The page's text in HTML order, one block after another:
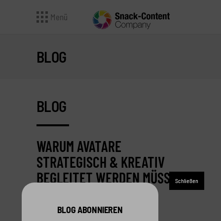
Menü
BLOG
BLOG
WARUM AVATARE
STRATEGISCH & KREATIV
BEGLEITET WERDEN MÜSSEN
BLOG ABONNIEREN